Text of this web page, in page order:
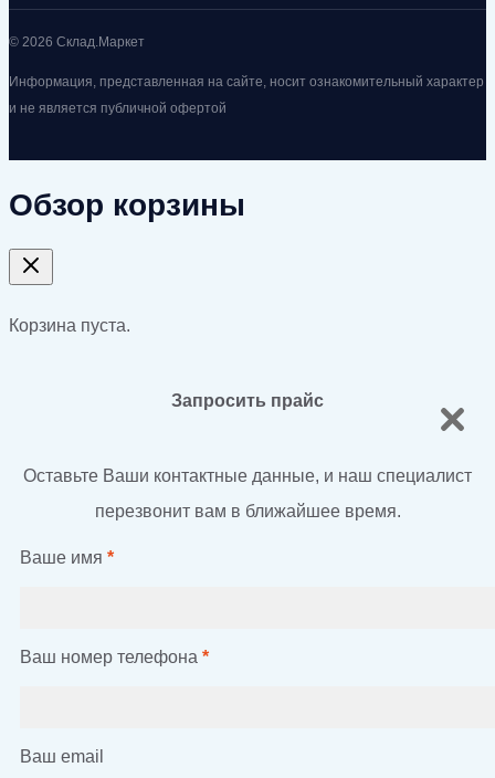
© 2026 Склад.Маркет
Информация, представленная на сайте, носит ознакомительный характер
и не является публичной офертой
Обзор корзины
Корзина пуста.
Запросить прайс
Оставьте Ваши контактные данные, и наш специалист
перезвонит вам в ближайшее время.
Ваше имя *
Ваш номер телефона *
Ваш email